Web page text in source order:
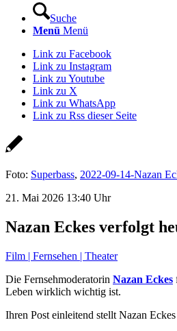
Suche
Menü Menü
Link zu Facebook
Link zu Instagram
Link zu Youtube
Link zu X
Link zu WhatsApp
Link zu Rss dieser Seite
Foto: Superbass, 2022-09-14-Nazan
21. Mai 2026 13:40 Uhr
Nazan Eckes verfolgt
Film | Fernsehen | Theater
Die Fernsehmoderatorin Nazan Eckes
Leben wirklich wichtig ist.
Ihren Post einleitend stellt Nazan